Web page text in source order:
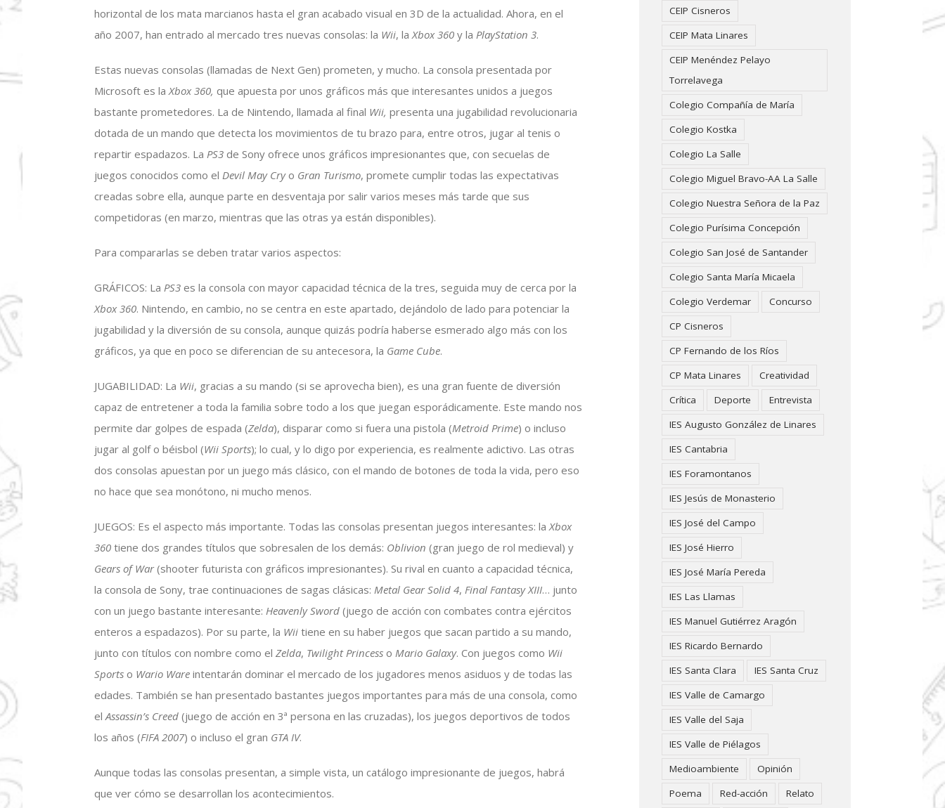
horizontal de los mata marcianos hasta el gran acabado visual en 3D de la actualidad. Ahora, en el
año 2007, han entrado al mercado tres nuevas consolas: la Wii, la Xbox 360 y laPlayStation 3.
Estas nuevas consolas (llamadas de Next Gen) prometen, y mucho. La consola presentada por
Microsoft es laXbox 360,que apuesta por unos gráficos más que interesantes unidos a juegos
bastante prometedores. La de Nintendo, llamada al final Wii, presenta una jugabilidad revolucionaria
dotada de un mando que detecta los movimientos de tu brazo para, entre otros, jugar al tenis o
repartir espadazos. LaPS3 de Sony ofrece unos gráficos impresionantes que, con secuelas de
juegos conocidos como elDevil May Cryo Gran Turismo, promete cumplir todas las expectativas
creadas sobre ella, aunque parte en desventaja por salir varios meses más tarde que sus
competidoras (en marzo, mientras que las otras ya están disponibles).
Para compararlas se deben tratar varios aspectos:
GRÁFICOS: LaPS3 es la consola con mayor capacidad técnica de la tres, seguida muy de cerca por la
Xbox 360. Nintendo, en cambio, no se centra en este apartado, dejándolo de lado para potenciar la
jugabilidad y la diversión de su consola, aunque quizás podría haberse esmerado algo más con los
gráficos, ya que en poco se diferencian de su antecesora, la Game Cube.
JUGABILIDAD: La Wii, gracias a su mando (si se aprovecha bien), es una gran fuente de diversión
capaz de entretener a toda la familia sobre todo a los que juegan esporádicamente. Este mando nos
permite dar golpes de espada (Zelda), disparar como si fuera una pistola (Metroid Prime) o incluso
jugar al golf o béisbol (Wii Sports); lo cual, y lo digo por experiencia, es realmente adictivo. Las otras
dos consolas apuestan por un juego más clásico, con el mando de botones de toda la vida, pero eso
no hace que sea monótono, ni mucho menos.
JUEGOS: Es el aspecto más importante. Todas las consolas presentan juegos interesantes: laXbox
360 tiene dos grandes títulos que sobresalen de los demás: Oblivion (gran juego de rol medieval) y
Gears of War(shooter futurista con gráficos impresionantes). Su rival en cuanto a capacidad técnica,
la consola de Sony, trae continuaciones de sagas clásicas:Metal Gear Solid 4,Final Fantasy XIII… junto
con un juego bastante interesante:Heavenly Sword (juego de acción con combates contra ejércitos
enteros a espadazos). Por su parte, la Wii tiene en su haber juegos que sacan partido a su mando,
junto con títulos con nombre como elZelda, Twilight Princess oMario Galaxy. Con juegos como Wii
Sports o Wario Ware intentarán dominar el mercado de los jugadores menos asiduos y de todas las
edades. También se han presentado bastantes juegos importantes para más de una consola, como
elAssassin’s Creed (juego de acción en 3ª persona en las cruzadas), los juegos deportivos de todos
los años (FIFA 2007) o incluso el gran GTA IV.
Aunque todas las consolas presentan, a simple vista, un catálogo impresionante de juegos, habrá
que ver cómo se desarrollan los acontecimientos.
CEIP Cisneros
CEIP Mata Linares
CEIP Menéndez Pelayo
Torrelavega
Colegio Compañía de María
Colegio Kostka
Colegio La Salle
Colegio Miguel Bravo-AA La Salle
Colegio Nuestra Señora de la Paz
Colegio Purísima Concepción
Colegio San José de Santander
Colegio Santa María Micaela
Colegio Verdemar
Concurso
CP Cisneros
CP Fernando de los Ríos
CP Mata Linares
Creatividad
Crítica
Deporte
Entrevista
IES Augusto González de Linares
IES Cantabria
IES Foramontanos
IES Jesús de Monasterio
IES José del Campo
IES José Hierro
IES José María Pereda
IES Las Llamas
IES Manuel Gutiérrez Aragón
IES Ricardo Bernardo
IES Santa Clara
IES Santa Cruz
IES Valle de Camargo
IES Valle del Saja
IES Valle de Piélagos
Medioambiente
Opinión
Poema
Red-acción
Relato